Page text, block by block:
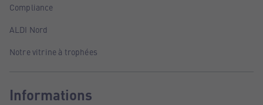
Compliance
ALDI Nord
Notre vitrine à trophées
Informations